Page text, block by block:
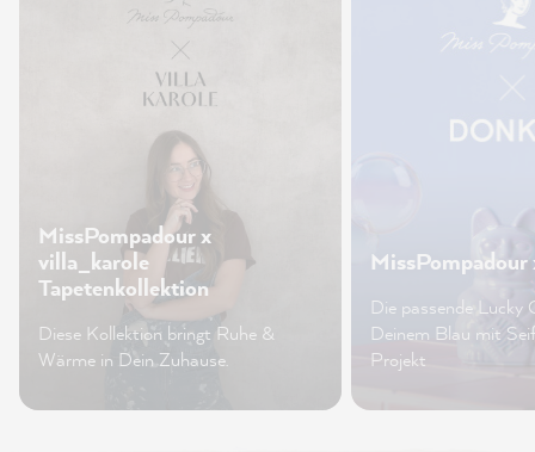
MissPompadour x
villa_karole
Tapetenkollektion
Diese Kollektion bringt Ruhe &
Wärme in Dein Zuhause.
MissPompadour
Die passende Lucky
Deinem Blau mit
Projekt